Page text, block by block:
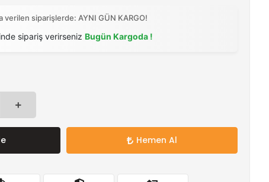
verilen siparişlerde: AYNI GÜN KARGO!
sipariş verirseniz Bugün Kargoda !
Hemen Al